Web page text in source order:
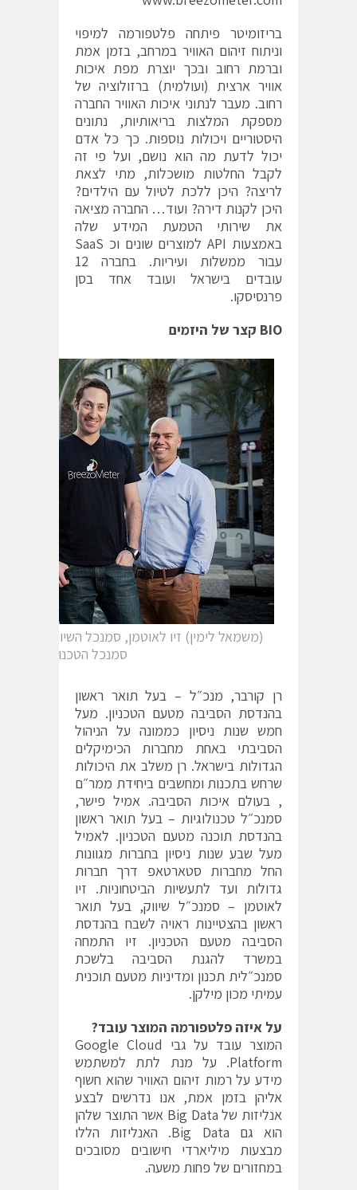
בריזומיטר פיתחה פלטפורמה למיפוי
וניתוח זיהום האוויר במרחב, בזמן אמת
וברמת רחוב ובכך יוצרת מפת איכות
אוויר ארצית (ועולמית) ברזולוציה של
רחוב. מעבר לנתוני איכות האוויר החברה
מספקת המלצות בריאותיות, נתונים
היסטוריים ויכולות נוספות. כך כל אדם
יכול לדעת מה הוא נושם, ועל פי זה
לקבל החלטות מושכלות, מתי לצאת
לריצה? היכן ללכת לטיול עם הילדים?
היכן לקנות דירה? ועוד… החברה מציאה
את שירותי הטמעת המידע שלה
באמצעות API למוצרים שונים וכ SaaS
עבור ממשלות ועיריות. בחברה 12
עובדים בישראל ועובד אחד בסן
פרנסיסקו.
BIO קצר של היזמים
(משמאל לימין) זיו לאוטמן, סמנכל השיווק; רן
סמנכל הטכנולוגיות)
רן קורבר, מנכ״ל – בעל תואר ראשון
בהנדסת הסביבה מטעם הטכניון. מעל
חמש שנות ניסיון כממונה על הניהול
הסביבתי באחת מחברות הכימיקלים
הגדולות בישראל. רן משלב את היכולות
שרחש בתכנות ומחשבים ביחידת ממר״ם
, בעולם איכות הסביבה. אמיל פישר,
סמנכ״ל טכנולוגיות – בעל תואר ראשון
בהנדסת תוכנה מטעם הטכניון. לאמיל
מעל שבע שנות ניסיון בחברות מגוונות
החל מחברות סטארטאפ דרך חברות
גדולות ועד לתעשיות הביטחוניות. זיו
לאוטמן – סמנכ״ל שיווק, בעל תואר
ראשון בהצטיינות ראויה לשבח בהנדסת
הסביבה מטעם הטכניון. זיו התמחה
במשרד להגנת הסביבה בלשכת
סמנכ״לית תכנון ומדיניות מטעם תוכנית
עמיתי מכון מילקן.
על איזה פלטפורמה המוצר עובד?
המוצר עובד על גבי Google Cloud
Platform. על מנת לתת למשתמש
מידע על רמות זיהום האוויר שהוא חשוף
אליהן בזמן אמת, אנו נדרשים לבצע
אנליזות של Big Data אשר התוצר שלהן
הוא גם Big Data. האנליזות הללו
מבצעות מיליארדי חישובים מסובכים
במחזורים של פחות משעה.